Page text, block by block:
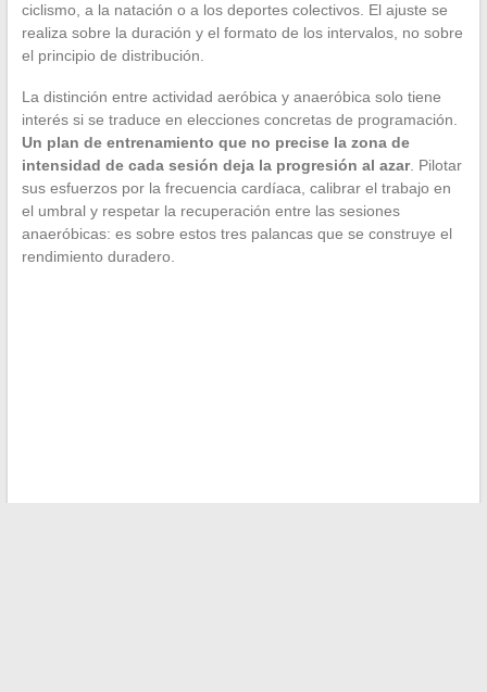
ciclismo, a la natación o a los deportes colectivos. El ajuste se
realiza sobre la duración y el formato de los intervalos, no sobre
el principio de distribución.
La distinción entre actividad aeróbica y anaeróbica solo tiene
interés si se traduce en elecciones concretas de programación.
Un plan de entrenamiento que no precise la zona de
intensidad de cada sesión deja la progresión al azar. Pilotar
sus esfuerzos por la frecuencia cardíaca, calibrar el trabajo en
el umbral y respetar la recuperación entre las sesiones
anaeróbicas: es sobre estos tres palancas que se construye el
rendimiento duradero.